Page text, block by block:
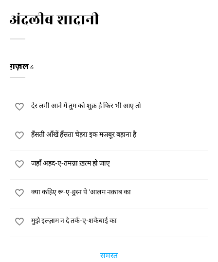
अंदलीब शादानी
ग़ज़ल6
देर लगी आने में तुम को शुक्र है फिर भी आए तो
हँसती आँखें हँसता चेहरा इक मजबूर बहाना है
जहाँ अहद-ए-तमन्ना ख़त्म हो जाए
क्या कहिए रू-ए-हुस्न पे 'आलम नक़ाब का
मुझे इल्ज़ाम न दे तर्क-ए-शकेबाई का
समस्त